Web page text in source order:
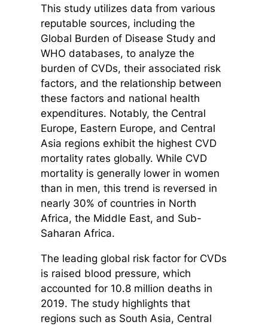
This study utilizes data from various
reputable sources, including the
Global Burden of Disease Study and
WHO databases, to analyze the
burden of CVDs, their associated risk
factors, and the relationship between
these factors and national health
expenditures. Notably, the Central
Europe, Eastern Europe, and Central
Asia regions exhibit the highest CVD
mortality rates globally. While CVD
mortality is generally lower in women
than in men, this trend is reversed in
nearly 30% of countries in North
Africa, the Middle East, and Sub-
Saharan Africa.
The leading global risk factor for CVDs
is raised blood pressure, which
accounted for 10.8 million deaths in
2019. The study highlights that
regions such as South Asia, Central